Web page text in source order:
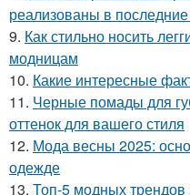
реализованы в
9. Как стильно носить
модницам
10. Какие интересные
11. Черные помады для
оттенок для вашего стиля
12. Мода весны 2025:
одежде
13. Топ-5 модных трендов